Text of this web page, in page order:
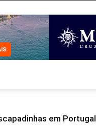
em Portugal